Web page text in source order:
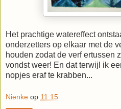
Het prachtige watereffect
onderzetters op elkaar met de
houden zodat de verf ertussen
vondst weer! En dat terwijl ik
nopjes eraf te krabben...
Nienke op 11:15